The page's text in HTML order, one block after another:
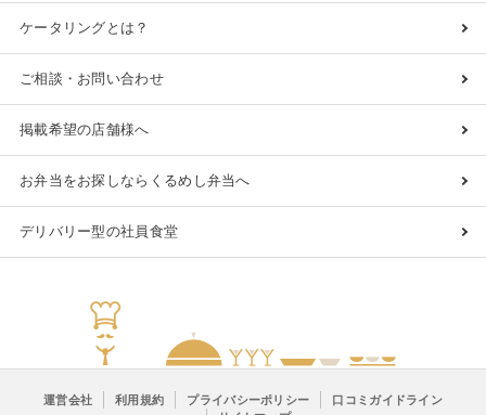
ケータリングとは？
ご相談・お問い合わせ
掲載希望の店舗様へ
お弁当をお探しならくるめし弁当へ
デリバリー型の社員食堂
運営会社 利用規約 プライバシーポリシー
口コミガイドライン